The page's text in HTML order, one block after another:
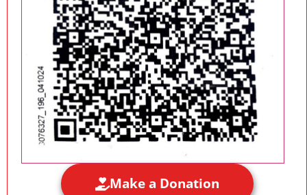
Make a Donation